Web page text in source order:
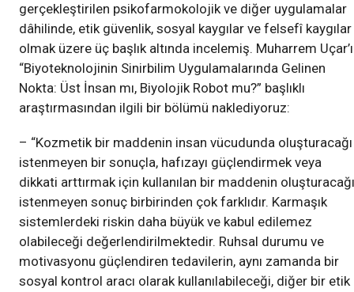
gerçekleştirilen psikofarmokolojik ve diğer uygulamalar
dâhilinde, etik güvenlik, sosyal kaygılar ve felsefî kaygılar
olmak üzere üç başlık altında incelemiş. Muharrem
“Biyoteknolojinin Sinirbilim Uygulamalarında Gelinen
Nokta: Üst İnsan mı, Biyolojik Robot mu?” başlıklı
araştırmasından ilgili bir bölümü naklediyoruz:
– “Kozmetik bir maddenin insan vücudunda oluşturacağı
istenmeyen bir sonuçla, hafızayı güçlendirmek veya
dikkati arttırmak için kullanılan bir maddenin oluşturacağı
istenmeyen sonuç birbirinden çok farklıdır. Karmaşık
sistemlerdeki riskin daha büyük ve kabul edilemez
olabileceği değerlendirilmektedir. Ruhsal durumu ve
motivasyonu güçlendiren tedavilerin, aynı zamanda bir
sosyal kontrol aracı olarak kullanılabileceği, diğer bir etik